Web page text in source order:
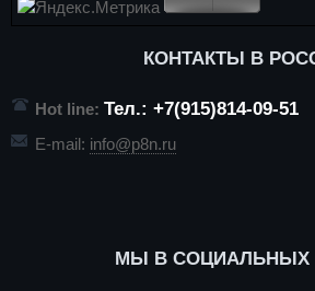
КОНТАКТЫ В
Hot line: Тел.: +7(915)814-09-51
E-mail: info@p8n.ru
МЫ В СОЦИАЛЬНЫХ